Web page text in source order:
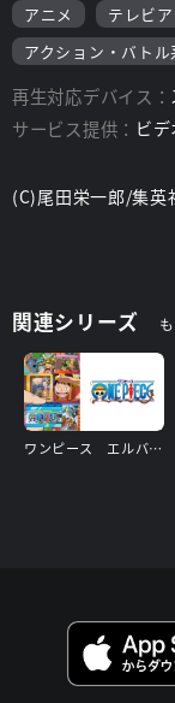
アニメ テレビ
アクション・バトル
再生対応デバイス：
サービス提供： ビ
(C)尾田栄一郎/集英
関連シリーズ
ワンピース エルバフ編